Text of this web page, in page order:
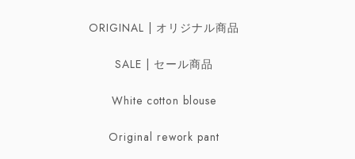
Bracelet | ブレスレット・バングル
Broach | ブローチ
ORIGINAL | オリジナル商品
SALE | セール商品
White cotton blouse
Original rework pant